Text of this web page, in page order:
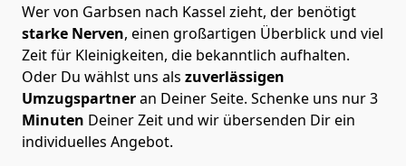
Wer von Garbsen nach Kassel zieht, der benötigt
starke Nerven, einen großartigen Überblick und viel
Zeit für Kleinigkeiten, die bekanntlich aufhalten.
Oder Du wählst uns als zuverlässigen
Umzugspartneran Deiner Seite. Schenke uns nur3
Minuten Deiner Zeit und wir übersenden Dir ein
individuelles Angebot.